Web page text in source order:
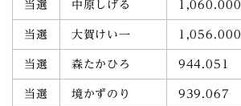
当選 中原しげる 1,060.000
当選 大賀けい一 1,056.000
当選 森たかひろ 944.051
当選 境かずのり 939.067